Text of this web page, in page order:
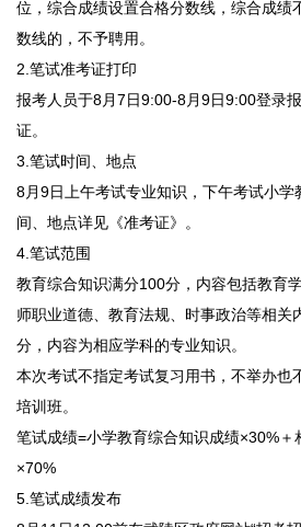
位，综合成绩设置合格分数线，综合成绩
数线的，不予聘用。
2.笔试准考证打印
报考人员于8月7日9:00-8月9日9:00登录
证。
3.笔试时间、地点
8月9日上午考试专业知识，下午考试小学
间、地点详见《准考证》。
4.笔试范围
教育综合知识满分100分，内容包括教育
师职业道德、教育法规、时事政治等相关
分，内容为相应学科的专业知识。
本次考试不指定考试复习用书，不举办也
培训班。
笔试成绩=小学教育综合知识成绩×30%＋
×70%
5.笔试成绩发布